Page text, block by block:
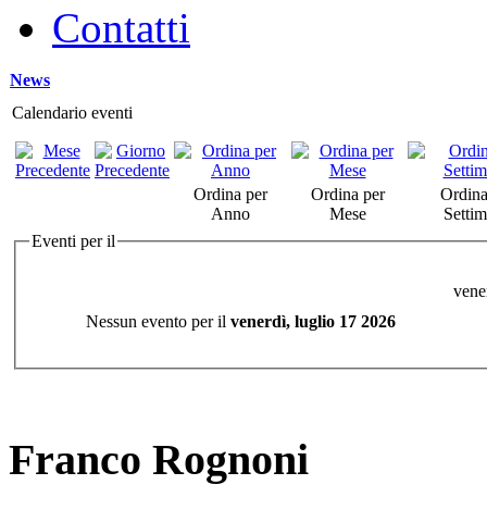
Contatti
News
Calendario eventi
Ordina per
Anno
Ordina per
Mese
Eventi per il
Nessun evento per il venerdì, luglio 17 2026
Franco Rognoni